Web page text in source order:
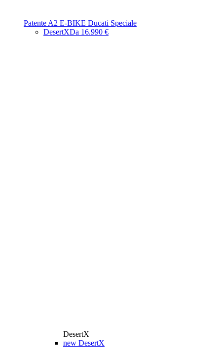
Patente A2 E-BIKE Ducati Speciale
DesertXDa 16.990 €
DesertX
new DesertX